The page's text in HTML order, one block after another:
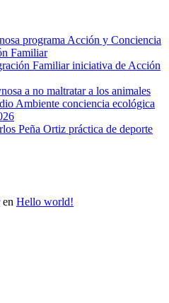
programa Acción y Conciencia
Familiar
Familiar iniciativa de Acción
a no maltratar a los animales
Ambiente conciencia ecológica
Peña Ortiz práctica de deporte
en Hello world!